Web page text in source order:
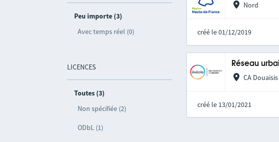
Peu importe (3)
Avec temps réel (0)
LICENCES
Toutes (3)
Non spécifiée (2)
ODbL (1)
Nord
créé le 01/12/2019
Réseau
CA
créé le 13/01/2021